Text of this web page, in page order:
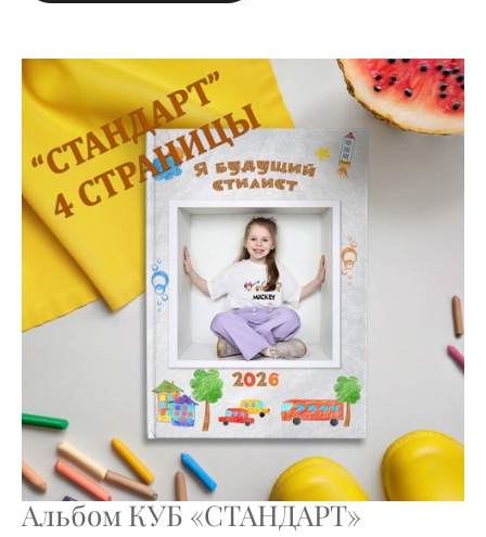
Альбом КУБ «СТАНДАРТ»